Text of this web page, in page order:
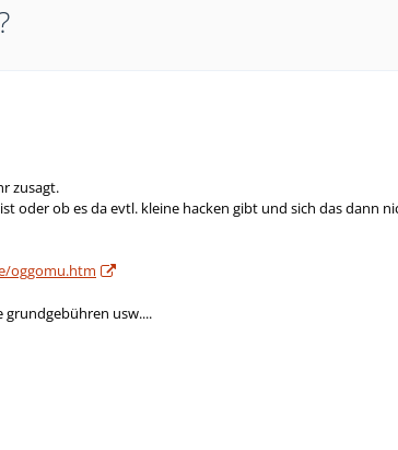
zusagt.
oder ob es da evtl. kleine hacken gibt und sich das dann
oggomu.htm
grundgebühren usw....